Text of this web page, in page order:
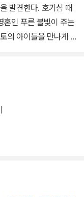
발견한다. 호기심 때
혼인 푸른 불빛이 주는
의 아이들을 만나게 된
쪽은 호랑이인 호깨비
는 중이었다. 시우와
쓴 정의의 용사를 인
게 된 후, 소란토를 돕